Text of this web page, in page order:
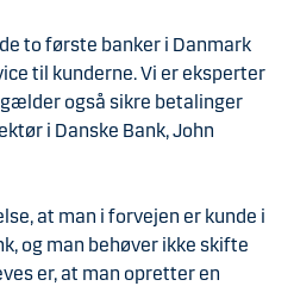
to første banker i Danmark
til kunderne. Vi er eksperter
også sikre betalinger
i Danske Bank, John
at man i forvejen er kunde i
og man behøver ikke skifte
er, at man opretter en